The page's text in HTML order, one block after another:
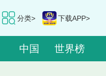
分类> 下载APP>
中国 世界榜